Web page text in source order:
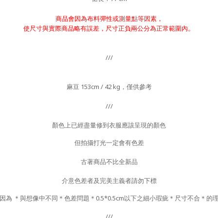
商品會因為布料彈性或測量點等因素，
使尺寸與實際商品略有誤差，尺寸正負兩公分為正常範圍內。
///
麻豆 153cm / 42 kg，僅供參考
///
顏色上已經盡量修到衣服應該呈現的顏色
但拍攝打光一定會有色差
古著商品不比全新品
介意色差者及完美主義者請勿下標
為 ＊與想像中不同＊色差問題＊0.5*0.5cm以下之細小瑕疵＊尺寸不合＊的